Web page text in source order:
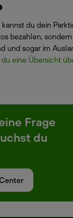
du dein
bezahlen,
und sogar im
eine Übersicht
Frage
du